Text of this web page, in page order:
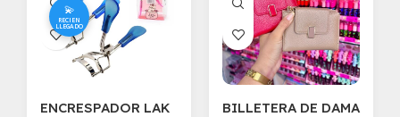
💫
RECIEN
LLEGADO
ENCRESPADOR LAK
BILLETERA DE DAMA